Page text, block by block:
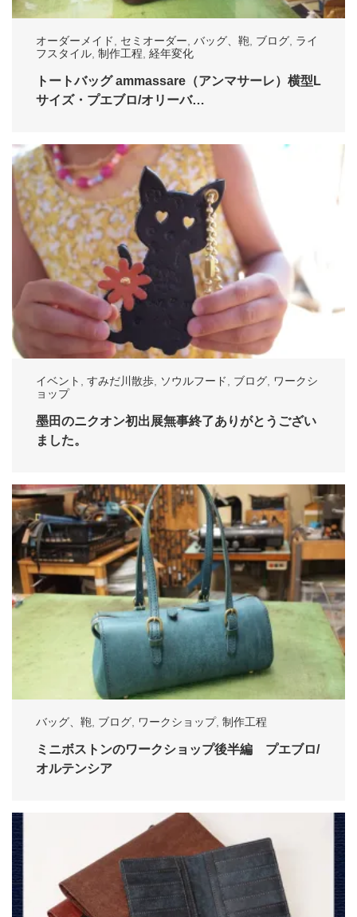
オーダーメイド セミオーダー バッグ、鞄 ブログ ライ
フスタイル 制作工程 経年変化
トートバッグ ammassare（アンマサーレ）横型L
サイズ・プエブロ/オリーバ…
イベント , すみだ川散歩, ソウルフード, ブログ, ワークシ
ョップ
墨田のニクオン初出展無事終了ありがとうござい
ました。
バッグ、鞄 ブログ ワークショップ, 制作工程
ミニボストンのワークショップ後半編 プエブロ/
オルテンシア